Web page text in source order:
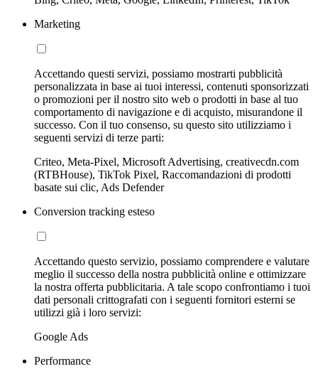
Marketing
Accettando questi servizi, possiamo mostrarti pubblicità
personalizzata in base ai tuoi interessi, contenuti sponsorizzati
o promozioni per il nostro sito web o prodotti in base al tuo
comportamento di navigazione e di acquisto, misurandone il
successo. Con il tuo consenso, su questo sito utilizziamo i
seguenti servizi di terze parti:
Criteo, Meta-Pixel, Microsoft Advertising, creativecdn.com
(RTBHouse), TikTok Pixel, Raccomandazioni di prodotti
basate sui clic, Ads Defender
Conversion tracking esteso
Accettando questo servizio, possiamo comprendere e valutare
meglio il successo della nostra pubblicità online e ottimizzare
la nostra offerta pubblicitaria. A tale scopo confrontiamo i tuoi
dati personali crittografati con i seguenti fornitori esterni se
utilizzi già i loro servizi:
Google Ads
Performance